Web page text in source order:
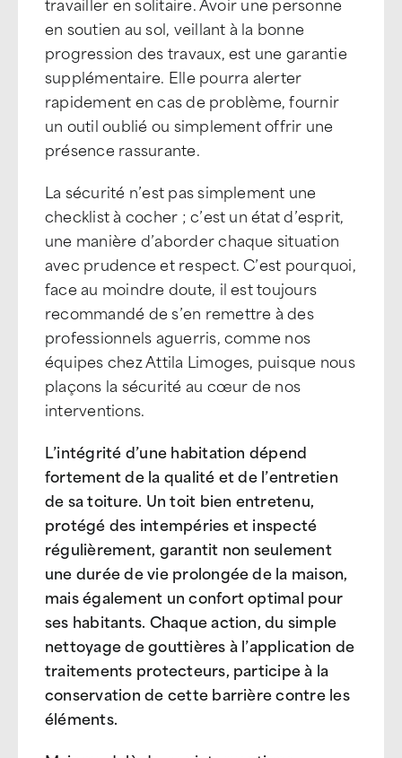
en soutien au sol, veillant à la bonne
progression des travaux, est une garantie
supplémentaire. Elle pourra alerter
rapidement en cas de problème, fournir
un outil oublié ou simplement offrir une
présence rassurante.
La sécurité n’est pas simplement une
checklist à cocher ; c’est un état d’esprit,
une manière d’aborder chaque situation
avec prudence et respect. C’est pourquoi,
face au moindre doute, il est toujours
recommandé de s’en remettre à des
professionnels aguerris, comme nos
équipes chez Attila Limoges, puisque nous
plaçons la sécurité au cœur de nos
interventions.
L’intégrité d’une habitation dépend
fortement de la qualité et de l’entretien
de sa toiture. Un toit bien entretenu,
protégé des intempéries et inspecté
régulièrement, garantit non seulement
une durée de vie prolongée de la maison,
mais également un confort optimal pour
ses habitants. Chaque action, du simple
nettoyage de gouttières à l’application de
traitements protecteurs, participe à la
conservation de cette barrière contre les
éléments.